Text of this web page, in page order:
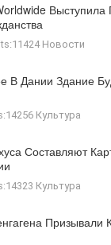
Выступила
Новости
В Дании Здание
Культура
Составляют
Культура
Призывали